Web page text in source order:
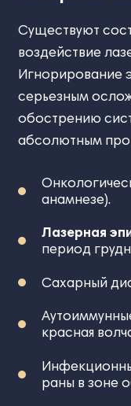
Существуют
воздействие
Игнорирование
серьезным
обострению
абсолютным
анамнезе).
Лазерная
период
Сахарный
красная
раны в зоне